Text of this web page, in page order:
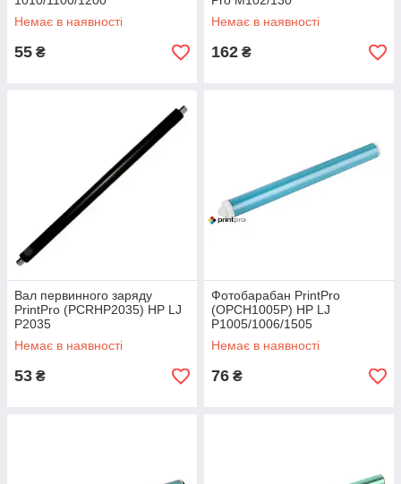
Немає в наявності
55 ₴
Немає в наявності
162 ₴
Вал первинного заряду
PrintPro (PCRHP2035) HP LJ
P2035
Немає в наявності
53 ₴
Фотобарабан PrintPro
(OPCH1005P) HP LJ
P1005/1006/1505
Немає в наявності
76 ₴